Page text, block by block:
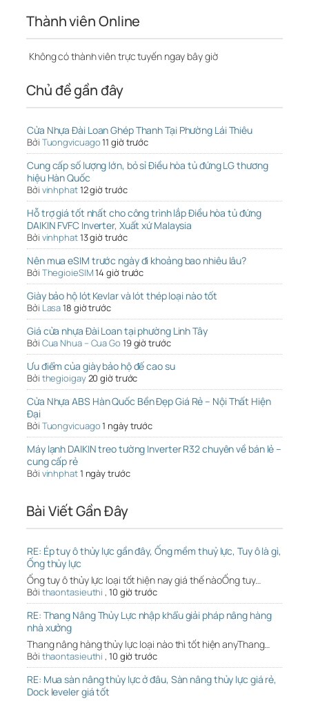
Thành viên Online
Không có thành viên trực tuyến ngay bây giờ
Chủ đề gần đây
Cửa Nhựa Đài Loan Ghép Thanh Tại Phường Lái Thiêu
Bởi Tuongvicuago11 giờ trước
Cung cấp số lượng lớn, bỏ sỉ Điều hòa tủ đứng LG thương
hiệu Hàn Quốc
Bởi vinhphat12 giờ trước
Hỗ trợ giá tốt nhất cho công trình lắp Điều hòa tủ đứng
DAIKIN FVFC Inverter, Xuất xứ Malaysia
Bởi vinhphat13 giờ trước
Nên mua eSIM trước ngày đi khoảng bao nhiêu lâu?
Bởi ThegioieSIM14 giờ trước
Giày bảo hộ lót Kevlar và lót thép loại nào tốt
Bởi Lasa18 giờ trước
Giá cửa nhựa Đài Loan tại phường Linh Tây
Bởi Cua Nhua – Cua Go 19 giờ trước
Ưu điểm của giày bảo hộ đế cao su
Bởi thegioigay20 giờ trước
Cửa Nhựa ABS Hàn Quốc Bền Đẹp Giá Rẻ – Nội Thất Hiện
Đại
Bởi Tuongvicuago1 ngày trước
Máy lạnh DAIKIN treo tường Inverter R32 chuyên về bán lẻ –
cung cấp rẻ
Bởi vinhphat1 ngày trước
Bài Viết Gần Đây
RE: Ép tuy ô thủy lực gần đây, Ống mềm thuỷ lực, Tuy ô là gì,
Ống thủy lực
Ống tuy ô thủy lực loại tốt hiện nay giá thế nàoỐng tuy…
Bởi thaontasieuthi , 10 giờ trước
RE: Thang Nâng Thủy Lực nhập khẩu giải pháp nâng hàng
nhà xưởng
Thang nâng hàng thủy lực loại nào thì tốt hiện anyThang…
Bởi thaontasieuthi , 10 giờ trước
RE: Mua sàn nâng thủy lực ở đâu, Sàn nâng thủy lực giá rẻ,
Dock leveler giá tốt